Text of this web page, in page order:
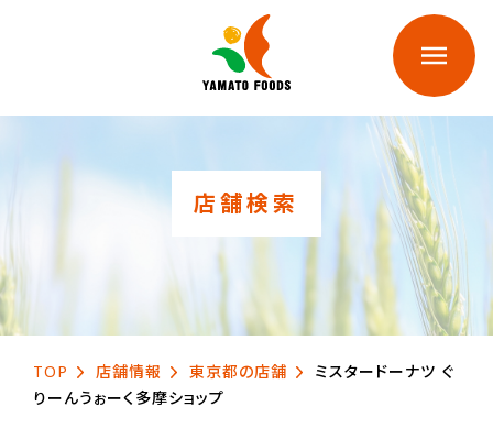
店舗検索
TOP 店舗情報 東京都の店舗
ミスタードーナツ ぐ
りーんうぉーく多摩ショップ